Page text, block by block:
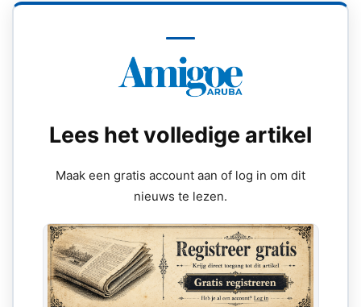
Lees het volledige artikel
Maak een gratis account aan of log in om dit
nieuws te lezen.